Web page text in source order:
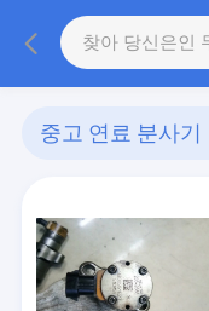
중고 연료 분사기